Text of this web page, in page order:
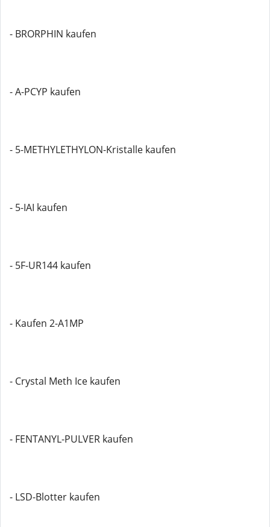
- BRORPHIN kaufen
- A-PCYP kaufen
- 5-METHYLETHYLON-Kristalle kaufen
- 5-IAI kaufen
- 5F-UR144 kaufen
- Kaufen 2-A1MP
- Crystal Meth Ice kaufen
- FENTANYL-PULVER kaufen
- LSD-Blotter kaufen